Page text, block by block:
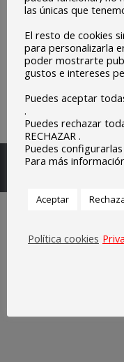
Escuelas
las únicas que
El resto de cookies
para personalizarla
poder mostrarte
gustos e intereses
Puedes aceptar
.
Puedes rechazar
RECHAZAR .
Puedes configurarlas
Para más
Aceptar
Política cookies